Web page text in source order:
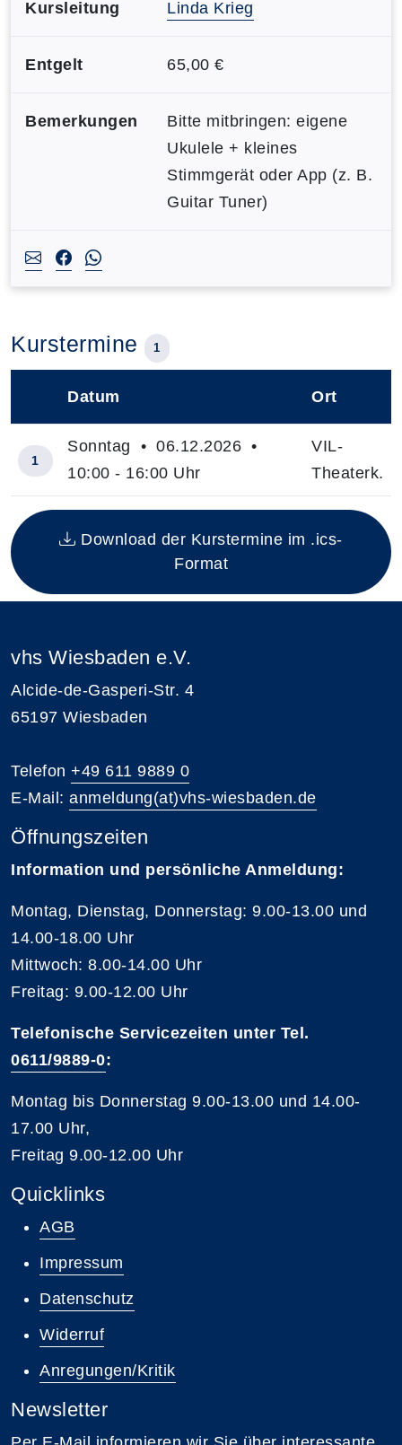
Kursleitung Linda Krieg
Entgelt 65,00 €
Bemerkungen
Bitte mitbringen: eigene
Ukulele + kleines
Stimmgerät oder App (z. B.
Guitar Tuner)
Kurstermine 1
Insgesamt gibt es 1 Termine zum diesen Kurs
Datum Ort
1
Sonntag • 06.12.2026 •
10:00 - 16:00 Uhr
VIL-
Theaterk.
Download der Kurstermine im .ics-
Format
vhs Wiesbaden e.V.
Alcide-de-Gasperi-Str. 4
65197 Wiesbaden
Telefon +49 611 9889 0
E-Mail: anmeldung(at)vhs-wiesbaden.de
Öffnungszeiten
Information und persönliche Anmeldung:
Montag, Dienstag, Donnerstag: 9.00-13.00 und
14.00-18.00 Uhr
Mittwoch: 8.00-14.00 Uhr
Freitag: 9.00-12.00 Uhr
Telefonische Servicezeiten unter Tel.
0611/9889-0:
Montag bis Donnerstag 9.00-13.00 und 14.00-
17.00 Uhr,
Freitag 9.00-12.00 Uhr
Quicklinks
AGB
Impressum
Datenschutz
Widerruf
Anregungen/Kritik
Newsletter